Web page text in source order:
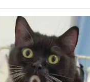
SPANJË/ANGLI/GJERMANI
për të,